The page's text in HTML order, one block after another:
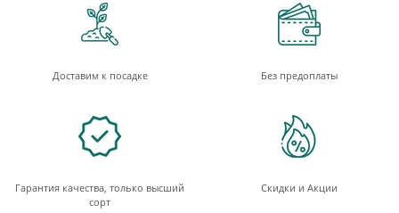
Доставим к посадке Без предоплаты
Гарантия качества, только высший
сорт
Скидки и Акции